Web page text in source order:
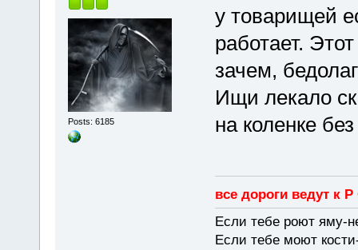
Posts: 6185
у товарищей
работает.
зачем,
Ищи лекало
на коленке
все дороги ведут к
Если тебе роют яму-
Если тебе моют